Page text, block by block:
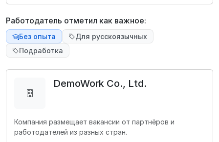
Работодатель отметил как важное:
Без опыта
Для русскоязычных
Подработка
DemoWork Co., Ltd.
Компания размещает вакансии от партнёров и
работодателей из разных стран.